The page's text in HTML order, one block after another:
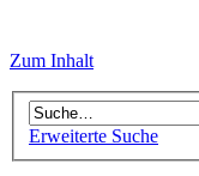
Zum Inhalt
Erweiterte Suche